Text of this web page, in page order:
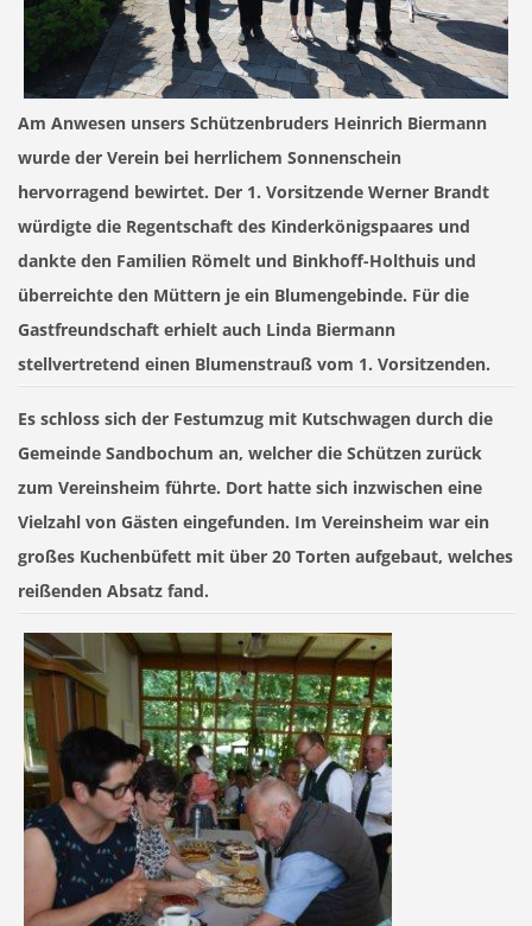
Am Anwesen unsers Schützenbruders Heinrich Biermann
wurde der Verein bei herrlichem Sonnenschein
hervorragend bewirtet. Der 1. Vorsitzende Werner Brandt
würdigte die Regentschaft des Kinderkönigspaares und
dankte den Familien Römelt und Binkhoff-Holthuis und
überreichte den Müttern je ein Blumengebinde. Für die
Gastfreundschaft erhielt auch Linda Biermann
stellvertretend einen Blumenstrauß vom 1. Vorsitzenden.
Es schloss sich der Festumzug mit Kutschwagen durch die
Gemeinde Sandbochum an, welcher die Schützen zurück
zum Vereinsheim führte. Dort hatte sich inzwischen eine
Vielzahl von Gästen eingefunden. Im Vereinsheim war ein
großes Kuchenbüfett mit über 20 Torten aufgebaut, welches
reißenden Absatz fand.